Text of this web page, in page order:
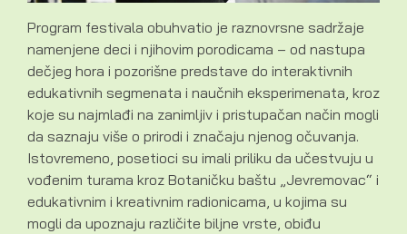
Program festivala obuhvatio je raznovrsne sadržaje
namenjene deci i njihovim porodicama – od nastupa
dečjeg hora i pozorišne predstave do interaktivnih
edukativnih segmenata i naučnih eksperimenata, kroz
koje su najmlađi na zanimljiv i pristupačan način mogli
da saznaju više o prirodi i značaju njenog očuvanja.
Istovremeno, posetioci su imali priliku da učestvuju u
vođenim turama kroz Botaničku baštu „Jevremovac“ i
edukativnim i kreativnim radionicama, u kojima su
mogli da upoznaju različite biljne vrste, obiđu